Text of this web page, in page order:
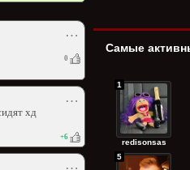
⋯
0
⋯
хд
+6
Самые
redisonsas
1
5